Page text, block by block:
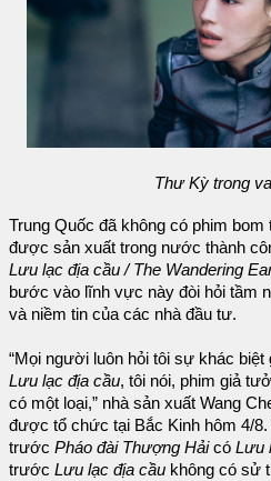
Thư Kỳ trong
Trung Quốc đã không có phim
được sản xuất trong nước thành
Lưu lạc địa cầu / The Wandering
bước vào lĩnh vực này đòi hỏi tầm
và niềm tin của các nhà đầu tư.
“Mọi người luôn hỏi tôi sự khác biệt
Lưu lạc địa cầu, tôi nói, phim giả
có một loại,” nhà sản xuất Wang
được tổ chức tại Bắc Kinh hôm 4/8.
trước Pháo đài Thượng Hảicó Lưu
trước Lưu lạc địa cầu không có sử